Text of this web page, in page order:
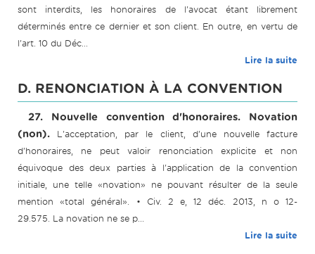
sont interdits, les honoraires de l'avocat étant librement
déterminés entre ce dernier et son client. En outre, en vertu de
l'art. 10 du Déc...
Lire la suite
D. RENONCIATION À LA CONVENTION
27. Nouvelle convention d'honoraires. Novation
(non).
L'acceptation, par le client, d'une nouvelle facture
d'honoraires, ne peut valoir renonciation explicite et non
équivoque des deux parties à l'application de la convention
initiale, une telle «novation» ne pouvant résulter de la seule
mention «total général». • Civ. 2 e, 12 déc. 2013, n o 12-
29.575. La novation ne se p...
Lire la suite